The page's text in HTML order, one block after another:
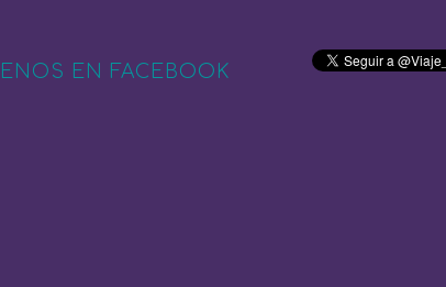
EN FACEBOOK